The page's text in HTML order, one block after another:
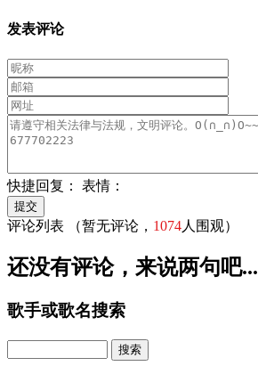
发表评论
快捷回复： 表情：
评论列表 （暂无评论， 1074人围观）
还没有评论，来说两句吧...
歌手或歌名搜索